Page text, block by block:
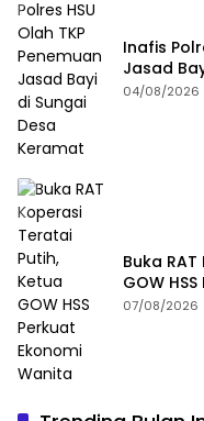
Inafis
Jasad
04/08/2026
Buka
GOW
07/08/2026